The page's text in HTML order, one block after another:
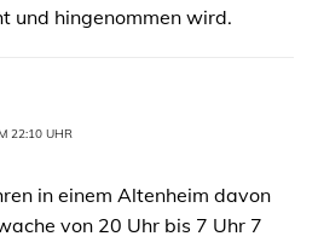
und hingenommen wird.
22:10 UHR
in einem Altenheim davon
von 20 Uhr bis 7 Uhr 7